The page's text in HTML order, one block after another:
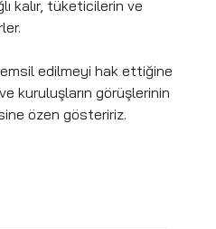
kalır, tüketicilerin ve
edilmeyi hak ettiğine
kuruluşların görüşlerinin
özen gösteririz.